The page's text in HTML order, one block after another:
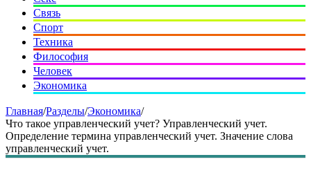
Связь
Спорт
Техника
Философия
Человек
Экономика
Главная/Разделы/Экономика/
Что такое управленческий учет? Управленческий учет.
Определение термина управленческий учет. Значение слова
управленческий учет.